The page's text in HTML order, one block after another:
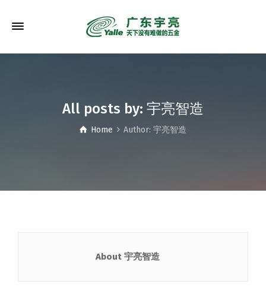
All posts by: 宇亮智造
Home Author: 宇亮智造
About 宇亮智造